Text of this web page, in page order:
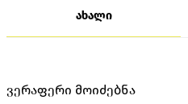
ახალი
ვერაფერი მოიძებნა